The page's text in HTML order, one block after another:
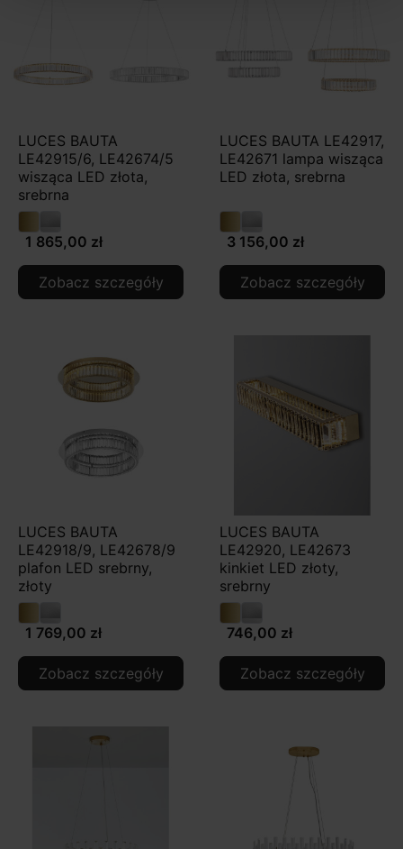
LUCES BAUTA
LE42915/6, LE42674/5
wisząca LED złota,
srebrna
1 865,00 zł
Zobacz szczegóły
LUCES BAUTA LE42917,
LE42671 lampa wisząca
LED złota, srebrna
3 156,00 zł
Zobacz szczegóły
LUCES BAUTA
LE42918/9, LE42678/9
plafon LED srebrny,
złoty
1 769,00 zł
Zobacz szczegóły
LUCES BAUTA
LE42920, LE42673
kinkiet LED złoty,
srebrny
746,00 zł
Zobacz szczegóły